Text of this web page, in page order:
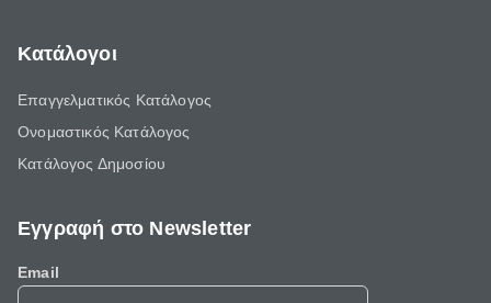
Κατάλογοι
Επαγγελματικός Κατάλογος
Ονομαστικός Κατάλογος
Κατάλογος Δημοσίου
Εγγραφή στο Newsletter
Email